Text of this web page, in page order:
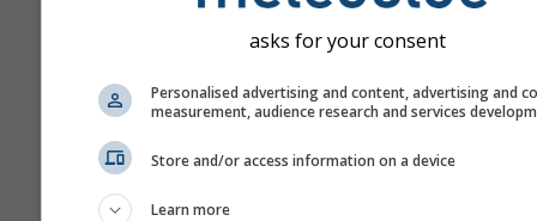
verkoudheid,
en bronchitis.
Voor Europa heeft de
pollenverwachting
asks for your consent
Personalised advertising and content, advertising and
measurement, audience research and services
Store and/or access information on a device
Learn more